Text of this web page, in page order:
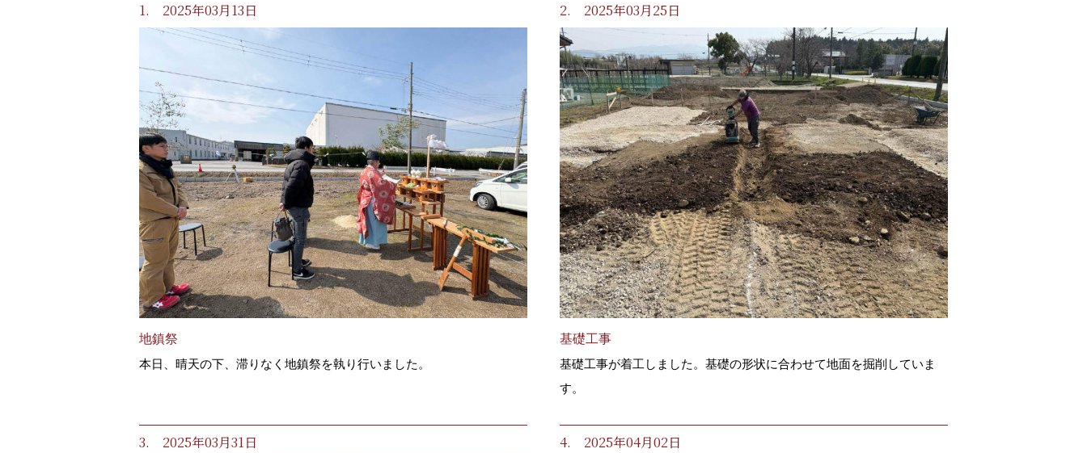
1. 2025年03月13日
地鎮祭
本日、晴天の下、滞りなく地鎮祭を執り行いました。
2. 2025年03月25日
基礎工事
基礎工事が着工しました。基礎の形状に合わせて地面を掘削していま
す。
3. 2025年03月31日 4. 2025年04月02日